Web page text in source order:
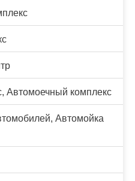
Автомоечный комплекс
Автомойка